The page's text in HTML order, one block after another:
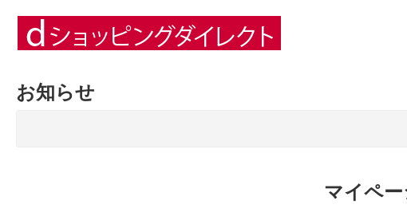
お知らせ
マイペ